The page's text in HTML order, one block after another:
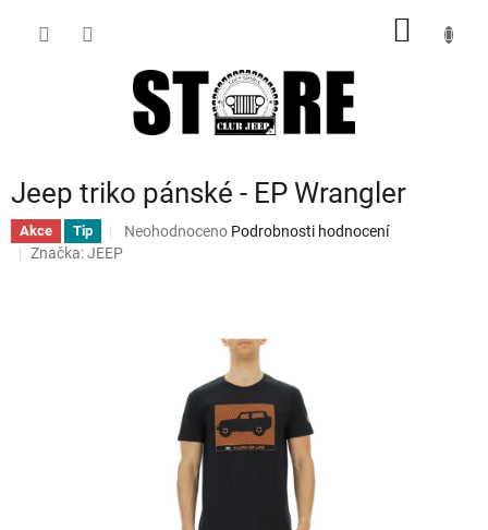
Jeep triko pánské - EP Wrangler
Akce Tip
Průměrné
hodnocení
Neohodnoceno Podrobnosti hodnocení
Značka:JEEP